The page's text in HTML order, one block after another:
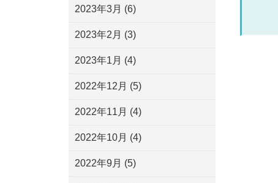
2023年3月 (6)
2023年2月 (3)
2023年1月 (4)
2022年12月 (5)
2022年11月 (4)
2022年10月 (4)
2022年9月 (5)